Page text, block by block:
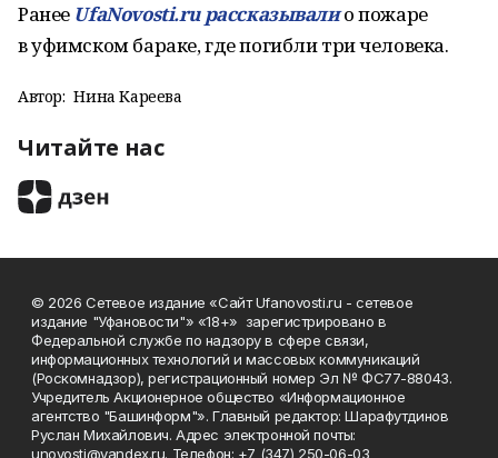
Ранее UfaNovosti.ru рассказывалио пожаре
в уфимском бараке, где погибли три человека.
Автор: Нина Кареева
Читайте нас
© 2026 Сетевое издание «Сайт Ufanovosti.ru - сетевое
издание "Уфановости"» «18+» зарегистрировано в
Федеральной службе по надзору в сфере связи,
информационных технологий и массовых коммуникаций
(Роскомнадзор), регистрационный номер Эл № ФС77-88043.
Учредитель Акционерное общество «Информационное
агентство "Башинформ"». Главный редактор: Шарафутдинов
Руслан Михайлович. Адрес электронной почты:
unovosti@yandex.ru. Телефон: +7 (347) 250-06-03